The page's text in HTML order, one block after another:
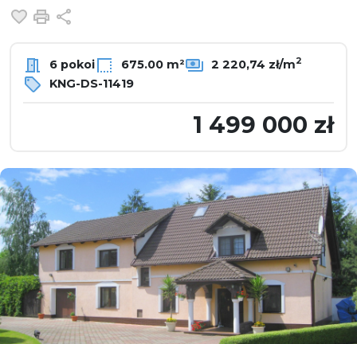
Dodaj do ulubionych
Drukuj
6 pokoi 675.00 m² 2 220,74 zł/m2
KNG-DS-11419
1 499 000 zł